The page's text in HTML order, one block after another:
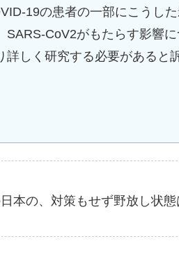
19の患者の一部にこうし
SARS-CoV2がもたらす影響
しく研究する必要があると
本の、対策もせず野放し状態